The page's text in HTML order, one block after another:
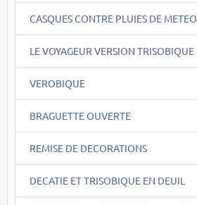
CASQUES CONTRE PLUIES DE METEO
LE VOYAGEUR VERSION TRISOBIQUE
VEROBIQUE
BRAGUETTE OUVERTE
REMISE DE DECORATIONS
DECATIE ET TRISOBIQUE EN DEUIL